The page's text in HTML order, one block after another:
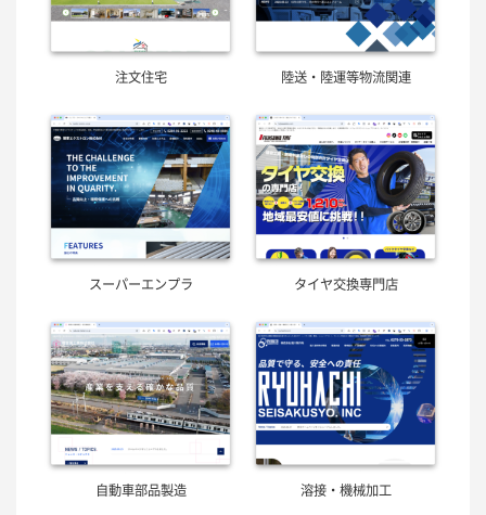
注文住宅 陸送・陸運等物流関連
スーパーエンプラ タイヤ交換専門店
自動車部品製造 溶接・機械加工